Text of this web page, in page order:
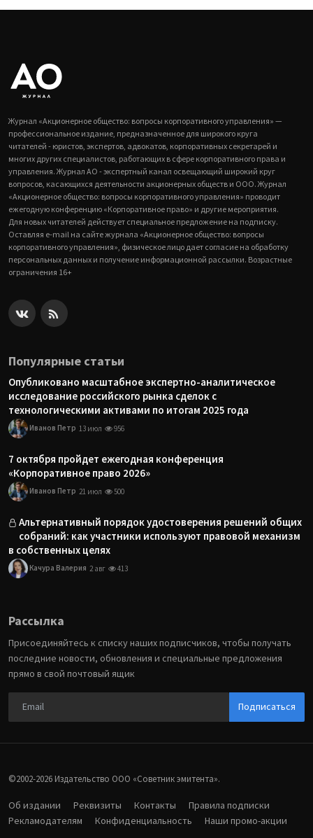
Журнал «Акционерное общество: вопросы корпоративного управления» —
профессиональное издание, предназначенное для широкого круга
читателей - юристов, экспертов, адвокатов, корпоративных секретарей и
многих других специалистов, работающих в сфере корпоративного права и
управления. Журнал АО - экспертный канал освещающий широкий круг
вопросов, касающихся деятельности акционерных обществ и ООО. Журнал
«Акционерное общество: вопросы корпоративного управления» проводит
ежегодную конференцию «Корпоративное право» и другие мероприятия.
Для новых читателей действует специальное предложение на подписку.
Оставляя e-mail на сайте журнала «Акционерное общество: вопросы
корпоративного управления», физическое лицо дает согласие на обработку
персональных данных и получение информационной рассылки. Возрастные
ограничения 16+
Популярные статьи
Опубликовано масштабное экспертно-аналитическое
исследование российского рынка сделок с
технологическими активами по итогам 2025 года
Иванов Петр 13 июл 956
7 октября пройдет ежегодная конференция
«Корпоративное право 2026»
Иванов Петр 21 июл 500
Альтернативный порядок удостоверения решений общих
собраний: как участники используют правовой механизм
в собственных целях
Качура Валерия 2 авг 413
Рассылка
Присоединяйтесь к списку наших подписчиков, чтобы получать
последние новости, обновления и специальные предложения
прямо в свой почтовый ящик
Подписаться
©2002-2026 Издательство ООО «‎Советник эмитента».
Об издании Реквизиты Контакты
Правила подписки
Рекламодателям
Конфиденциальность Наши промо-акции